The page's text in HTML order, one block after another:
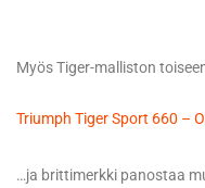
Myös Tiger-malliston
Triumph Tiger Sport 660 –
…ja brittimerkki panostaa